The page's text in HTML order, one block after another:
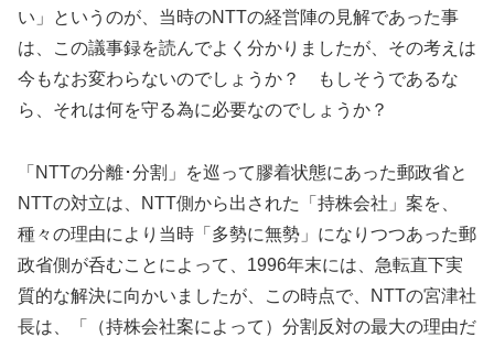
い」というのが、当時のNTTの経営陣の見解であった事
は、この議事録を読んでよく分かりましたが、その考えは
今もなお変わらないのでしょうか？ もしそうであるな
ら、それは何を守る為に必要なのでしょうか？
「NTTの分離･分割」を巡って膠着状態にあった郵政省と
NTTの対立は、NTT側から出された「持株会社」案を、
種々の理由により当時「多勢に無勢」になりつつあった郵
政省側が呑むことによって、1996年末には、急転直下実
質的な解決に向かいましたが、この時点で、NTTの宮津社
長は、「（持株会社案によって）分割反対の最大の理由だ